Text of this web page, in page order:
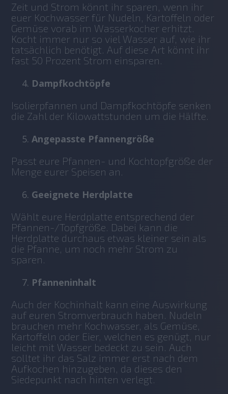
Zeit und Strom könnt ihr sparen, wenn ihr
euer Kochwasser für Nudeln, Kartoffeln oder
Gemüse vorab im Wasserkocher erhitzt.
Kocht immer nur so viel Wasser auf, wie ihr
tatsächlich benötigt. Auf diese Art könnt ihr
fast 50 Prozent Strom einsparen.
Dampfkochtöpfe
Isolierpfannen und Dampfkochtöpfe senken
die Zahl der Kilowattstunden um die Hälfte.
Angepasste Pfannengröße
Passt eure Pfannen- und Kochtopfgröße der
Menge eurer Speisen an.
Geeignete Herdplatte
Wählt eure Herdplatte entsprechend der
Pfannen-/Topfgröße. Dabei kann die
Herdplatte durchaus etwas kleiner sein als
die Pfanne, um noch mehr Strom zu
sparen.
Pfanneninhalt
Auch der Kochinhalt kann eine Auswirkung
auf euren Stromverbrauch haben. Nudeln
brauchen mehr Kochwasser, als Gemüse,
Kartoffeln oder Eier, welchen es genügt, nur
leicht mit Wasser bedeckt zu sein. Auch
solltet ihr das Salz immer erst nach dem
Aufkochen hinzugeben, da dieses den
Siedepunkt nach hinten verlegt.